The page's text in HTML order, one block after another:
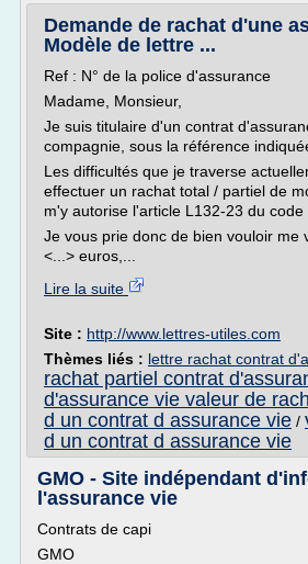
Demande de rachat d'une
Modèle de lettre ...
Ref : N° de la police d'assurance
Madame, Monsieur,
Je suis titulaire d'un contrat
compagnie, sous la référence
Les difficultés que je traverse
effectuer un rachat total / partiel de
m'y autorise l'article L132-23 du code
Je vous prie donc de bien vouloir me
<...> euros,...
Lire la suite
Site : http://www.lettres-utiles.com
Thèmes liés : lettre rachat contrat
rachat partiel contrat
d'assurance vie valeur de
d un contrat d assurance vie /
d un contrat d assurance vie
GMO - Site indépendant
l'assurance vie
Contrats de capi
GMO